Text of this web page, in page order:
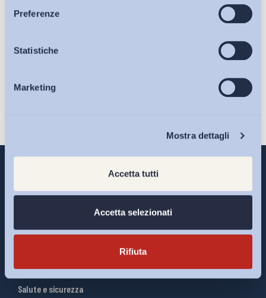
Preferenze
Statistiche
Marketing
Mostra dettagli
Accetta tutti
Accetta selezionati
Rifiuta
Articoli
Osservatori
Eventi
Ho letto e Accetto il trattamento dei dati personali descritti
Relazioni industriali
Salute e sicurezza